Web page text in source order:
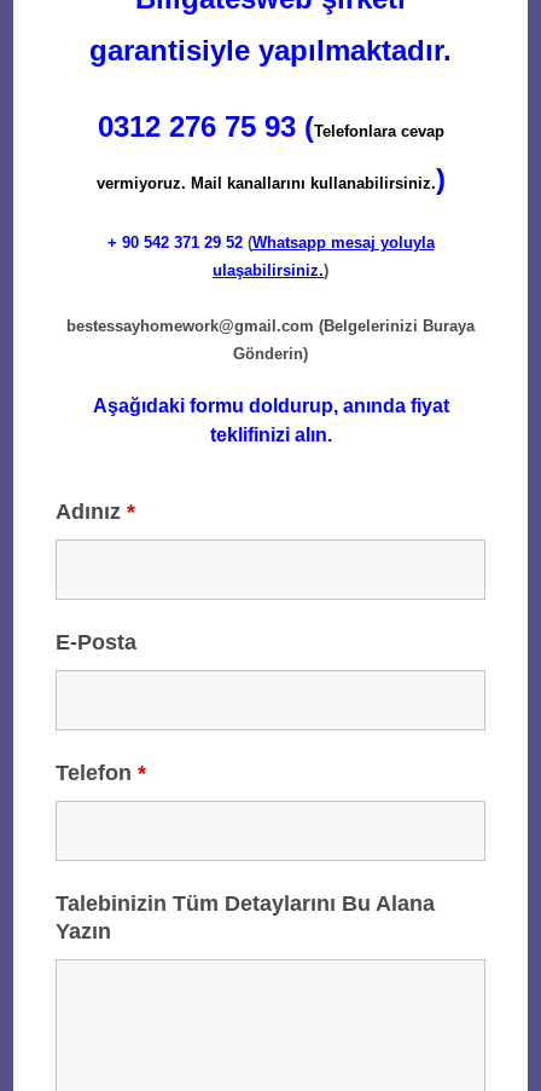
garantisiyle yapılmaktadır.
0312 276 75 93 (Telefonlara cevap
vermiyoruz. Mail kanallarını kullanabilirsiniz.)
+ 90 542 371 29 52(Whatsapp mesaj yoluyla
ulaşabilirsiniz.)
bestessayhomework@gmail.com (Belgelerinizi Buraya
Gönderin)
Aşağıdaki formu doldurup, anında fiyat
teklifinizi alın.
Adınız*
E-Posta
Telefon*
Talebinizin Tüm Detaylarını Bu Alana
Yazın